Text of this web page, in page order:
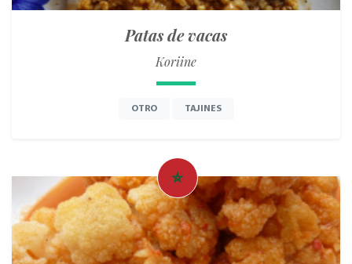
Patas de vacas
Koriine
OTRO TAJINES